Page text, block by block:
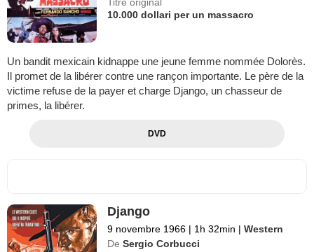
10.000 dollari per un massacro
Un bandit mexicain kidnappe une jeune femme nommée Dolorès.
Il promet de la libérer contre une rançon importante. Le père de la
victime refuse de la payer et charge Django, un chasseur de
primes, la libérer.
DVD
Django
9 novembre 1966 | 1h 32min | Western
De Sergio Corbucci